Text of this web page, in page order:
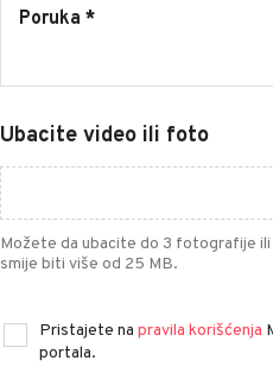
Ubacite video ili foto
Možete da ubacite do 3 fotografije ili
smije biti više od 25 MB.
Pristajete na pravila korišćenja
portala.